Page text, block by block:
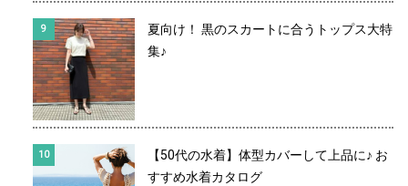
夏向け！ 黒のスカートに合うトップス大特
集♪
【50代の水着】体型カバーして上品に♪ お
すすめ水着カタログ